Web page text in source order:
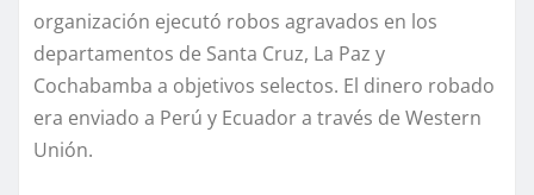
organización ejecutó robos agravados en los
departamentos de Santa Cruz, La Paz y
Cochabamba a objetivos selectos. El dinero robado
era enviado a Perú y Ecuador a través de Western
Unión.